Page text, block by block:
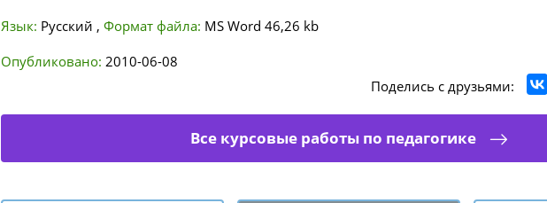
Язык: Русский , Формат файла: MS Word 46,26 kb
Опубликовано: 2010-06-08
Поделись с друзьями:
Все курсовые работы по педагогике